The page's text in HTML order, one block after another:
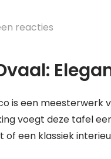
reacties
is een meesterwerk
voegt deze tafel
een klassiek